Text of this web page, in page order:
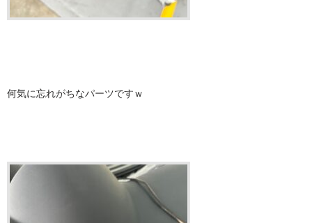
何気に忘れがちなパーツですｗ